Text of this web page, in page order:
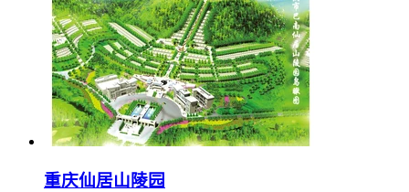
重庆仙居山陵园